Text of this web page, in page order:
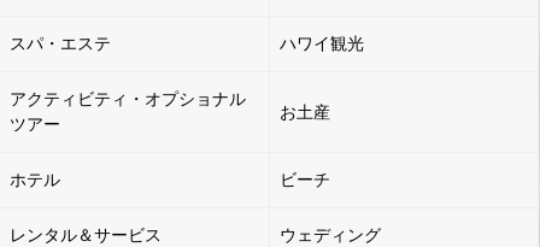
スパ・エステ ハワイ観光
アクティビティ・オプショナル
ツアー
お土産
ホテル ビーチ
レンタル＆サービス ウェディング